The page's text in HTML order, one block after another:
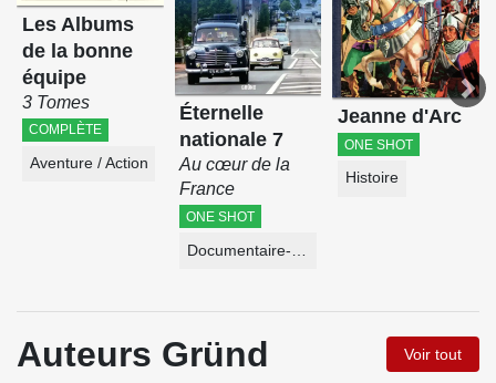
Les Albums
de la bonne
équipe
3 Tomes
COMPLÈTE
Aventure / Action
Éternelle
nationale 7
Au cœur de la
France
ONE SHOT
Documentaire-Encyclopédie
Jeanne d'Arc
ONE SHOT
Histoire
Auteurs Gründ Voir tout